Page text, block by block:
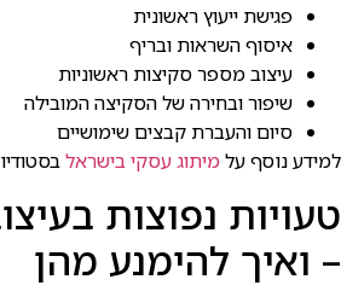
פגישת ייעוץ ראשונית
איסוף השראות ובריף
עיצוב מספר סקיצות ראשוניות
שיפור ובחירה של הסקיצה המובילה
סיום והעברת קבצים שימושיים
למידע נוסף עלמיתוג עסקי בישראל
טעויות נפוצות
– ואיך להימנע מהן